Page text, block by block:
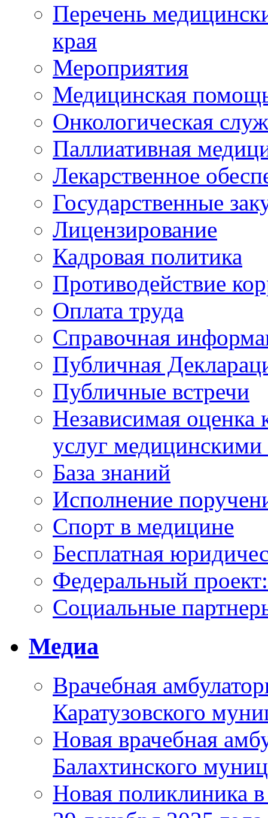
Перечень
края
Мероприятия
Медицинская
Онкологическая
Паллиативная
Лекарственное
Государственные
Лицензирование
Кадровая политика
Противодействие
Оплата труда
Справочная
Публичная
Публичные встречи
Независимая оценка
услуг
База знаний
Исполнение
Спорт в медицине
Бесплатная
Федеральный
Социальные
Медиа
Врачебная
Каратузовского
Новая врачебная
Балахтинского
Новая поликлиника